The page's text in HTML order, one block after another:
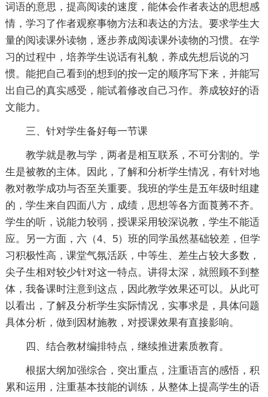
词语的意思，提高阅读的速度，能体会作者表达的思想感
情，学习了作者观察事物方法和表达的方法。要求学生大
量的阅读课外读物，逐步养成阅读课外读物的习惯。在学
习的过程中，培养学生说话有礼貌，养成先想后说的习
惯。能把自己看到的想到的按一定的顺序写下来，并能写
出自己的真实感受，能试着修改自己习作。养成较好的语
文能力。
三、针对学生备好每一节课
教学就是教与学，两者是相互联系，不可分割的。学
生是被教的主体。因此，了解和分析学生情况，有针对地
教对教学成功与否至关重要。我班的学生是五年级时组建
的，学生来自四面八方，成绩，思想等各方面莨莠不齐。
学生的听，说能力较弱，授课采用较深说教，学生不能适
应。另一方面，六（4、5）班的同学虽然基础较差，但学
习积极性高，课堂气氛活跃，中等生、差生占较大多数，
尖子生相对较少针对这一特点。讲得太深，就照顾不到整
体，我备课时注意到这点，因此教学效果还可以。从此可
以看出，了解及分析学生实际情况，实事求是，具体问题
具体分析，做到因材施教，对授课效果有直接影响。
四、结合教材编排特点，继续推进素质教育。
根据大纲加强综合，突出重点，注重语言的感悟，积
累和运用，注重基本技能的训练，从整体上提高学生的语